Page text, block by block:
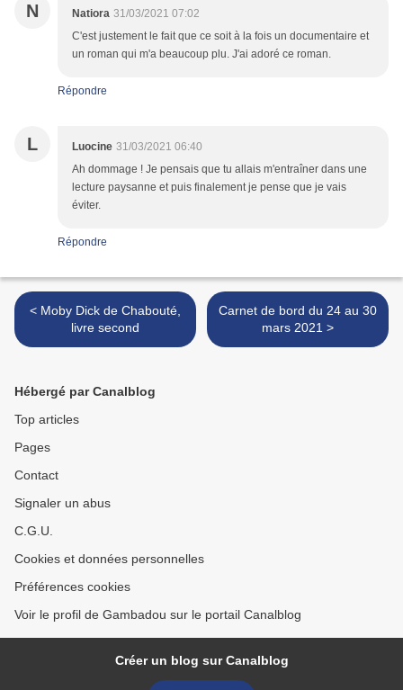
N Natiora 31/03/2021 07:02
C'est justement le fait que ce soit à la fois un documentaire et
un roman qui m'a beaucoup plu. J'ai adoré ce roman.
Répondre
L Luocine 31/03/2021 06:40
Ah dommage ! Je pensais que tu allais m'entraîner dans une
lecture paysanne et puis finalement je pense que je vais
éviter.
Répondre
< Moby Dick de Chabouté,
livre second
Carnet de bord du 24 au 30
mars 2021 >
Hébergé par Canalblog
Top articles
Pages
Contact
Signaler un abus
C.G.U.
Cookies et données personnelles
Préférences cookies
Voir le profil de Gambadou sur le portail Canalblog
Créer un blog sur Canalblog